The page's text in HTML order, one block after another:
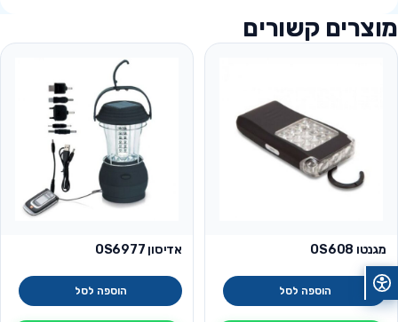
מוצרים קשורים
מגנטו OS608
הוספה לסל
אדיסון OS6977
הוספה לסל